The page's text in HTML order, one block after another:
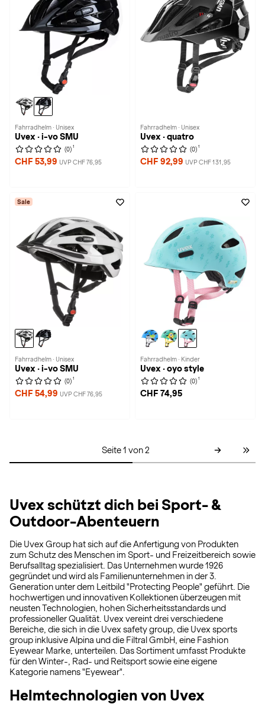
Fahrradhelm · Unisex
Uvex · i-vo SMU
(0) 1
CHF 53,99 UVP CHF 76,95
Fahrradhelm · Unisex
Uvex · quatro
(0) 1
CHF 92,99 UVP CHF 131,95
Sale
Fahrradhelm · Unisex
Uvex · i-vo SMU
(0) 1
CHF 54,99 UVP CHF 76,95
Fahrradhelm · Kinder
Uvex · oyo style
(0) 1
CHF 74,95
Seite 1 von 2
Uvex schützt dich bei Sport- &
Outdoor-Abenteuern
Die Uvex Group hat sich auf die Anfertigung von Produkten
zum Schutz des Menschen im Sport- und Freizeitbereich sowie
Berufsalltag spezialisiert. Das Unternehmen wurde 1926
gegründet und wird als Familienunternehmen in der 3.
Generation unter dem Leitbild "Protecting People" geführt. Die
hochwertigen und innovativen Kollektionen überzeugen mit
neusten Technologien, hohen Sicherheitsstandards und
professioneller Qualität. Uvex vereint drei verschiedene
Bereiche, die sich in die Uvex safety group, die Uvex sports
group inklusive Alpina und die Filtral GmbH, eine Fashion
Eyewear Marke, unterteilen. Das Sortiment umfasst Produkte
für den Winter-, Rad- und Reitsport sowie eine eigene
Kategorie namens "Eyewear".
Helmtechnologien von Uvex